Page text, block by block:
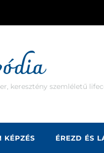
keresztény szemléletű
KÉPZÉS ÉREZD ÉS